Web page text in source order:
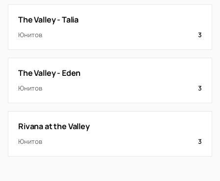
The Valley - Talia
Юнитов 3
The Valley - Eden
Юнитов 3
Rivana at the Valley
Юнитов 3